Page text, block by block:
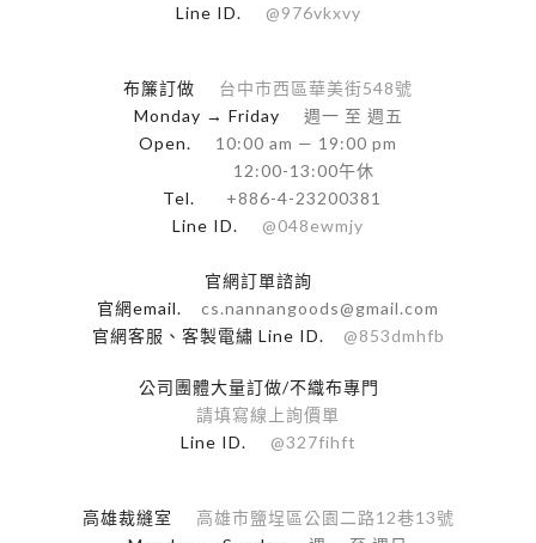
Line ID.
@976vkxvy
布簾訂做
台中市西區華美街548號
Monday → Friday
週一 至 週五
Open.
10:00 am — 19:00 pm
12:00-13:00午休
Tel.
+886-4-23200381
Line ID.
@048ewmjy
官網訂單諮詢
官網email.
cs.nannangoods@gmail.com
官網客服、客製電繡 Line ID.
@853dmhfb
公司團體大量訂做/不織布專門
請填寫線上詢價單
Line ID.
@327fihft
高雄裁縫室
高雄市鹽埕區公園二路12巷13號